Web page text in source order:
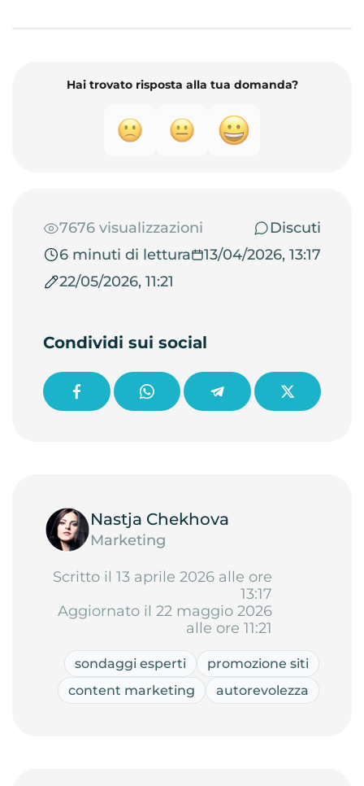
Hai trovato risposta alla tua domanda?
7676 visualizzazioni
Discuti
6 minuti di lettura
13/04/2026, 13:17
22/05/2026, 11:21
Condividi sui social
Nastja Chekhova
Marketing
Scritto il 13 aprile 2026 alle ore
13:17
Aggiornato il 22 maggio 2026
alle ore 11:21
sondaggi esperti
promozione siti
content marketing
autorevolezza